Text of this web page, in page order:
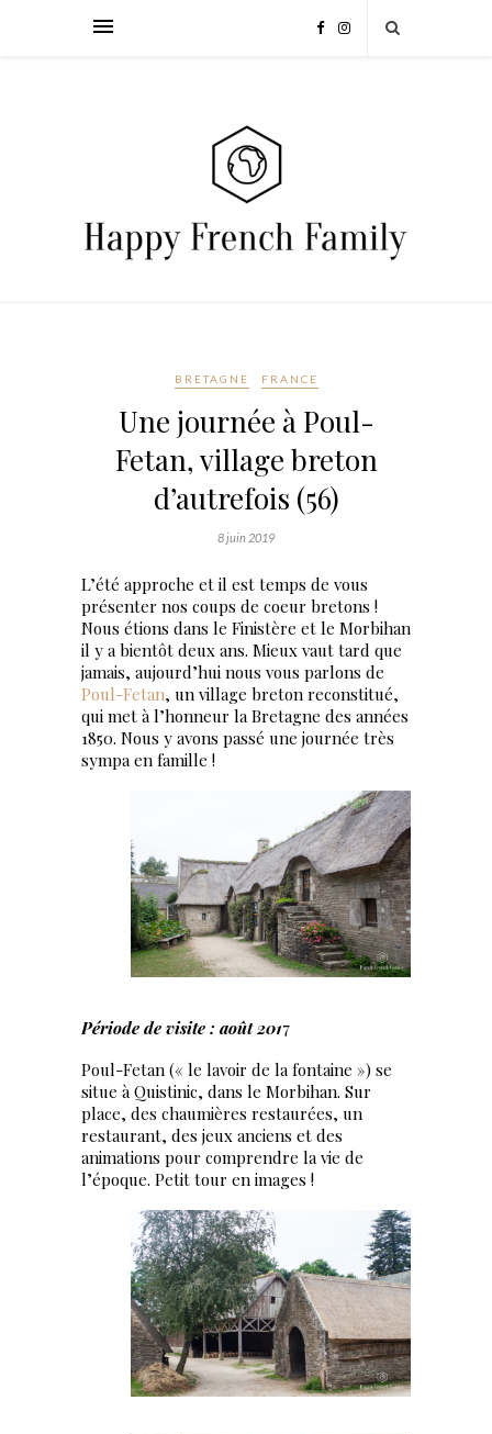
BRETAGNE FRANCE
Une journée à Poul-
Fetan, village breton
d’autrefois (56)
8 juin 2019
L’été approche et il est temps de vous
présenter nos coups de coeur bretons !
Nous étions dans le Finistère et le Morbihan
il y a bientôt deux ans. Mieux vaut tard que
jamais, aujourd’hui nous vous parlons de
Poul-Fetan, un village breton reconstitué,
qui met à l’honneur la Bretagne des années
1850. Nous y avons passé une journée très
sympa en famille !
Période de visite : août 2017
Poul-Fetan (« le lavoir de la fontaine ») se
situe à Quistinic, dans le Morbihan. Sur
place, des chaumières restaurées, un
restaurant, des jeux anciens et des
animations pour comprendre la vie de
l’époque. Petit tour en images !